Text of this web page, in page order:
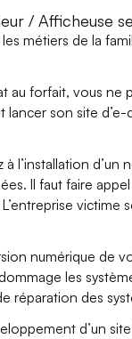
/ Afficheuse
métiers de la
au forfait, vous ne
son site
l’installation
Il faut faire
victime
numérique de
les
réparation des
d’un